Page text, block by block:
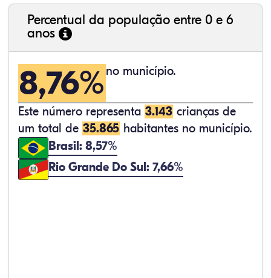
Percentual da população entre 0 e 6
anos
8,76% no município.
Este número representa 3.143 crianças de
um total de 35.865 habitantes no município.
Brasil: 8,57%
Rio Grande Do Sul: 7,66%